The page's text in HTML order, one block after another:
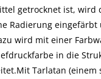
getrocknet ist, wird
Radierung eingefärbt
wird mit einer
in die
Tarlatan (einem